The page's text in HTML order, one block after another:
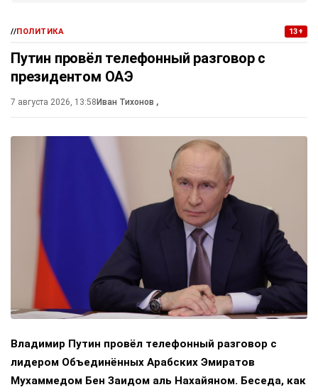
//ПОЛИТИКА 13+
Путин провёл телефонный разговор с
президентом ОАЭ
7 августа 2026, 13:58 Иван Тихонов ,
Владимир Путин провёл телефонный разговор с
лидером Объединённых Арабских Эмиратов
Мухаммедом Бен Заидом аль Нахайяном. Беседа, как